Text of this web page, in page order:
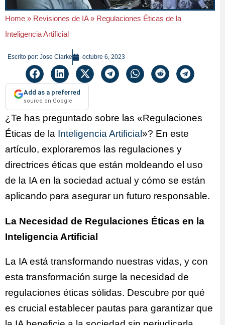
Home » Revisiones de IA» Regulaciones Éticas de la
Inteligencia Artificial
Escrito por: Jose Clarke octubre 6, 2023
Add as a preferred
source on Google
¿Te has preguntado sobre las «Regulaciones
Éticas de la Inteligencia Artificial »? En este
artículo, exploraremos las regulaciones y
directrices éticas que están moldeando el uso
de la IA en la sociedad actual y cómo se están
aplicando para asegurar un futuro responsable.
La Necesidad de Regulaciones Éticas en la
Inteligencia Artificial
La IA está transformando nuestras vidas, y con
esta transformación surge la necesidad de
regulaciones éticas sólidas. Descubre por qué
es crucial establecer pautas para garantizar que